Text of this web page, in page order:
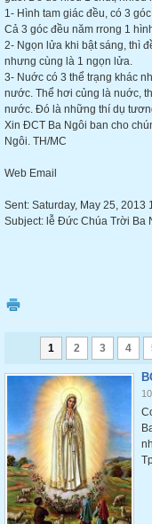
1- Hình tam giác đều, có 3
Cả 3 góc đều năm rrong 1
2- Ngọn lửa khi bật sáng, thì
nhưng cùng là 1 ngọn lửa.
3- Nuớc có 3 thể trạng khác
nước. Thể hơi củng là nuớc,
nước. Đó là những thí dụ
Xin ĐCT Ba Ngôi ban cho
Ngôi. TH/MC
Web Email
Sent: Saturday, May 25, 2013
Subject: lễ Đức Chúa Trời Ba
1 2 3 4